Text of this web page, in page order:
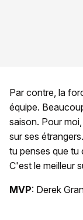
Par contre, la
équipe.
saison. Pour
sur ses
tu penses que tu
C'est le meilleur
MVP: Derek